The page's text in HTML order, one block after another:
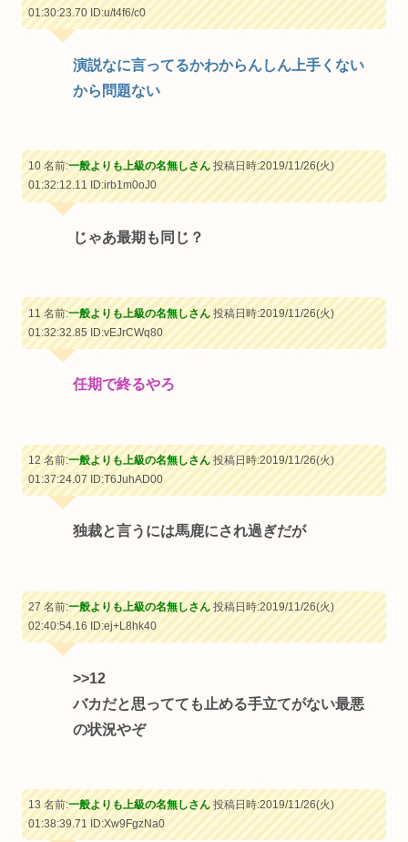
01:30:23.70ID:u/t4f6/c0
演説なに言ってるかわからんしん上手くない
から問題ない
10 名前:一般よりも上級の名無しさん投稿日時:2019/11/26(火)
01:32:12.11ID:irb1m0oJ0
じゃあ最期も同じ？
11 名前:一般よりも上級の名無しさん投稿日時:2019/11/26(火)
01:32:32.85ID:vEJrCWq80
任期で終るやろ
12 名前:一般よりも上級の名無しさん投稿日時:2019/11/26(火)
01:37:24.07ID:T6JuhAD00
独裁と言うには馬鹿にされ過ぎだが
27 名前:一般よりも上級の名無しさん投稿日時:2019/11/26(火)
02:40:54.16ID:ej+L8hk40
>>12
バカだと思ってても止める手立てがない最悪
の状況やぞ
13 名前:一般よりも上級の名無しさん投稿日時:2019/11/26(火)
01:38:39.71ID:Xw9FgzNa0